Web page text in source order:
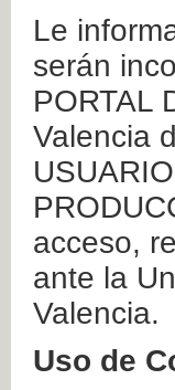
Le
serán
PORTAL
Valencia
acceso,
ante la
Valencia.
Uso de